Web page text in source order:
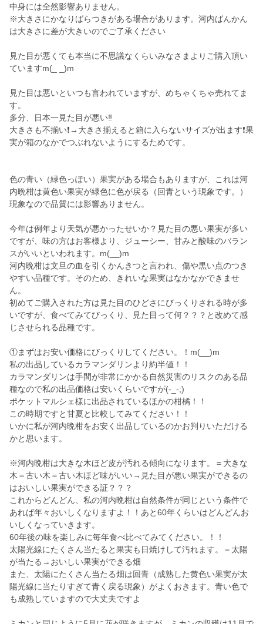
中身には全然影響ありません。
※大きさにかなりばらつきがある場合があります。河内ばんかん
は大きさに差が大きいのでご了承ください
見た目が悪くても本当に不思議なくらいみなさまよりご購入頂い
ていますm(_ _)m
見た目は悪いといつも言われていますが、めちゃくちゃ売れてま
す。
多分、日本一見た目が悪い‼️
大きさも不揃い❗→大きさ揃えると箱に入らないサイズが出ます❗果
実が箱のなかでつぶれないようにするためです。
色の青い（緑色っぽい）果実がある場合もありますが、これは河
内晩柑は黄色い果実が緑色に色が戻る（回青という現象です。）
現象なので品質には影響ありません。
今年は例年より天気が悪かったせいか？見た目の悪い果実が多い
ですが、味の方はお客様より、ジューシー、甘みと酸味のバラン
スがいいといわれます。m(__)m
河内晩柑は文旦の血を引くかんきつと言われ、傷や黒い点のつき
やすい品種です。そのため、きれいな果実はなかなかできませ
ん。
初めてご購入された方は見た目のひどさにびっくりされる時が多
いですが、食べてみてびっくり、見た目って何？？？と改めて感
じさせられる品種です。
①まずはお安い価格にびっくりしてください。！m(__)m
私の出品しているカラマンダリンより約半値！！
カラマンダリンは手間が非常にかかる自然災害のリスクのある品
種なので私の出品価格は安いくらいですが(-_-;)
ポケットマルシェ様に出品されているほかの柑橘！！
この時期ですと甘夏と比較してみてください！！
いかに私が河内晩柑をお安く出品しているのかお判りいただける
かと思います。
※河内晩柑は大きな木ほど皮が汚れる傾向になります。＝大きな
木＝古い木＝古い木ほど味がいい→見た目が悪い果実ができるの
はおいしい果実ができる証？？？
これからどんどん、私の河内晩柑は自然条件が同じという条件で
あれば年々おいしくなりますよ！！あと60年くらいはどんどんお
いしくなっていきます。
60年後の味を楽しみに毎年食べ比べてみてください。！！
太陽光線にたくさん当たると果実も日焼けして汚れます。＝太陽
が当たる→おいしい果実ができる畑
また、太陽にたくさん当たる畑は回青（成熟した黄色い果実が太
陽光線に当たりすぎて青く戻る現象）がよくおきます。青い色で
も成熟していますので大丈夫ですよ